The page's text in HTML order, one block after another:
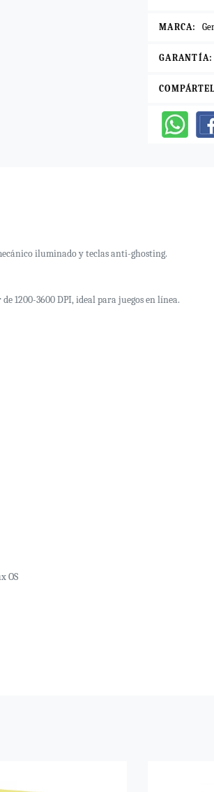
MARCA:
GARANTÍA:
iluminado y teclas anti-ghosting.
1200-3600 DPI, ideal para juegos en línea.
OS